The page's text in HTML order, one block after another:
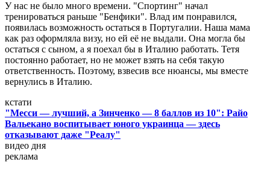
У нас не было много времени. "Спортинг" начал
тренироваться раньше "Бенфики". Влад им понравился,
появилась возможность остаться в Португалии. Наша мама
как раз оформляла визу, но ей её не выдали. Она могла бы
остаться с сыном, а я поехал бы в Италию работать. Тетя
постоянно работает, но не может взять на себя такую
ответственность. Поэтому, взвесив все нюансы, мы вместе
вернулись в Италию.
кстати
"Месси — лучший, а Зинченко — 8 баллов из 10": Райо
Вальекано воспитывает юного украинца — здесь
отказывают даже "Реалу"
видео дня
реклама